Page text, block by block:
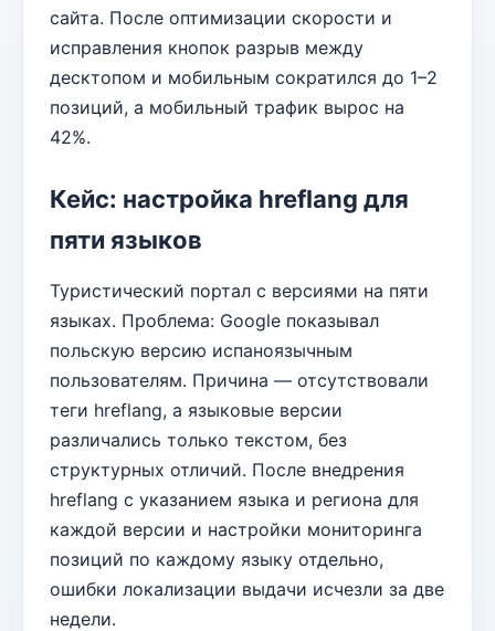
сайта. После оптимизации скорости и
исправления кнопок разрыв между
десктопом и мобильным сократился до 1–2
позиций, а мобильный трафик вырос на
42%.
Кейс: настройка hreflang для
пяти языков
Туристический портал с версиями на пяти
языках. Проблема: Google показывал
польскую версию испаноязычным
пользователям. Причина — отсутствовали
теги hreflang, а языковые версии
различались только текстом, без
структурных отличий. После внедрения
hreflang с указанием языка и региона для
каждой версии и настройки мониторинга
позиций по каждому языку отдельно,
ошибки локализации выдачи исчезли за две
недели.